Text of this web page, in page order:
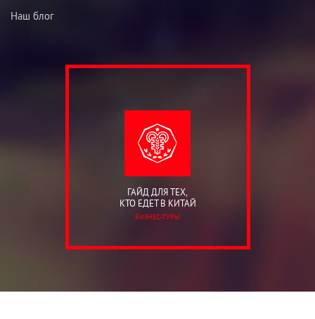
Наш блог
ГАЙД ДЛЯ ТЕХ,
КТО ЕДЕТ В КИТАЙ
БИЗНЕС-ТУРЫ